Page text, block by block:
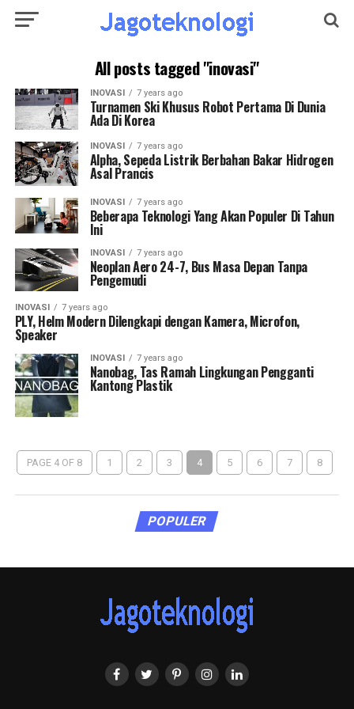
All posts tagged "inovasi"
INOVASI 7 years ago
Turnamen Ski Khusus Robot Pertama Di Dunia
Ada Di Korea
INOVASI 7 years ago
Alpha, Sepeda Listrik Berbahan Bakar Hidrogen
Asal Prancis
INOVASI 7 years ago
Beberapa Teknologi Yang Akan Populer Di Tahun
Ini
INOVASI 7 years ago
Neoplan Aero 24-7, Bus Masa Depan Tanpa
Pengemudi
INOVASI 7 years ago
PLY, Helm Modern Dilengkapi dengan Kamera, Microfon,
Speaker
INOVASI 7 years ago
Nanobag, Tas Ramah Lingkungan Pengganti
Kantong Plastik
PAGE 4 OF 8 1 2 3 4 5 6 7 8
POPULER